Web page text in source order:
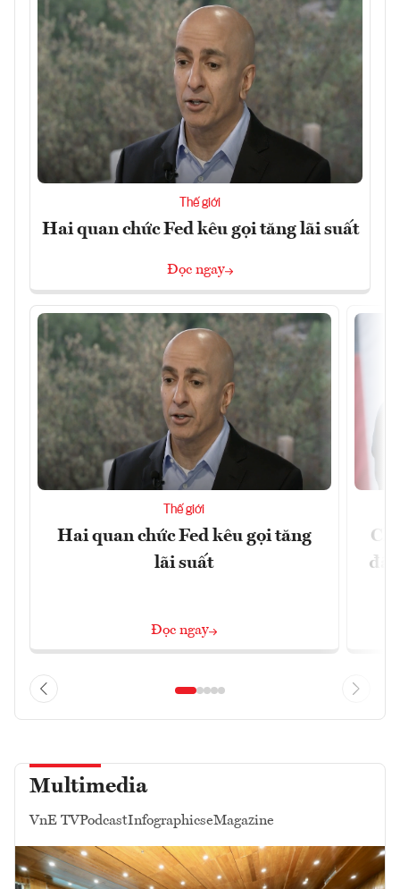
Thế giới
Hai quan chức Fed kêu gọi tăng lãi suất
Đọc ngay
Thế giới
Hai quan chức Fed kêu gọi tăng
lãi suất
Đọc ngay
đã
Multimedia
VnE TVPodcastInfographicseMagazine